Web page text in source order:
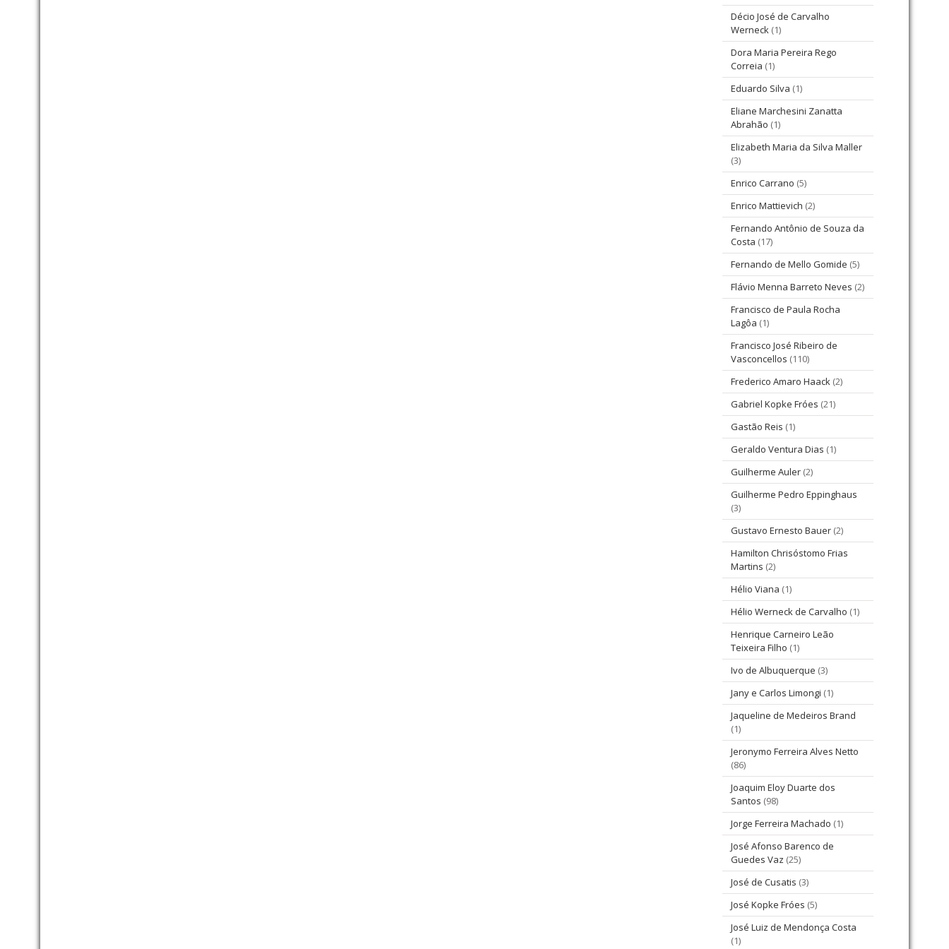
Décio José de Carvalho
Werneck (1)
Dora Maria Pereira Rego
Correia (1)
Eduardo Silva (1)
Eliane Marchesini Zanatta
Abrahão (1)
Elizabeth Maria da Silva Maller
(3)
Enrico Carrano (5)
Enrico Mattievich (2)
Fernando Antônio de Souza da
Costa (17)
Fernando de Mello Gomide (5)
Flávio Menna Barreto Neves (2)
Francisco de Paula Rocha
Lagôa (1)
Francisco José Ribeiro de
Vasconcellos (110)
Frederico Amaro Haack (2)
Gabriel Kopke Fróes (21)
Gastão Reis (1)
Geraldo Ventura Dias (1)
Guilherme Auler (2)
Guilherme Pedro Eppinghaus
(3)
Gustavo Ernesto Bauer (2)
Hamilton Chrisóstomo Frias
Martins (2)
Hélio Viana (1)
Hélio Werneck de Carvalho (1)
Henrique Carneiro Leão
Teixeira Filho (1)
Ivo de Albuquerque (3)
Jany e Carlos Limongi (1)
Jaqueline de Medeiros Brand
(1)
Jeronymo Ferreira Alves Netto
(86)
Joaquim Eloy Duarte dos
Santos (98)
Jorge Ferreira Machado (1)
José Afonso Barenco de
Guedes Vaz (25)
José de Cusatis (3)
José Kopke Fróes (5)
José Luiz de Mendonça Costa
(1)